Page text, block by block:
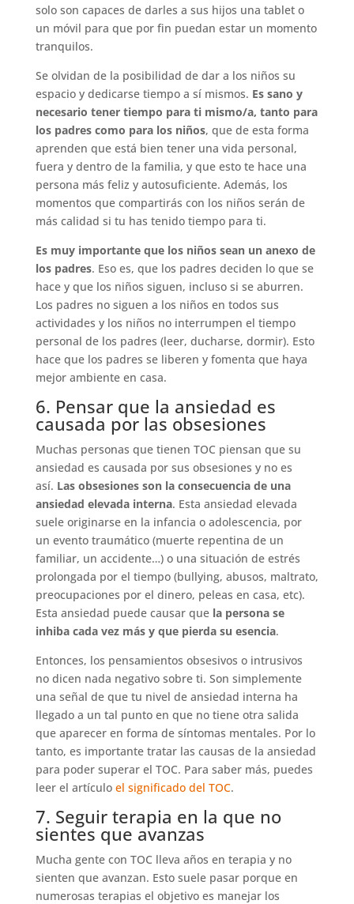
solo son capaces de darles a sus hijos una tablet o
un móvil para que por fin puedan estar un momento
tranquilos.
Se olvidan de la posibilidad de dar a los niños su
espacio y dedicarse tiempo a sí mismos. Es sano y
necesario tener tiempo para ti mismo/a, tanto para
los padres como para los niños, que de esta forma
aprenden que está bien tener una vida personal,
fuera y dentro de la familia, y que esto te hace una
persona más feliz y autosuficiente. Además, los
momentos que compartirás con los niños serán de
más calidad si tu has tenido tiempo para ti.
Es muy importante que los niños sean un anexo de
los padres. Eso es, que los padres deciden lo que se
hace y que los niños siguen, incluso si se aburren.
Los padres no siguen a los niños en todos sus
actividades y los niños no interrumpen el tiempo
personal de los padres (leer, ducharse, dormir). Esto
hace que los padres se liberen y fomenta que haya
mejor ambiente en casa.
6. Pensar que la ansiedad es
causada por las obsesiones
Muchas personas que tienen TOC piensan que su
ansiedad es causada por sus obsesiones y no es
así. Las obsesiones son la consecuencia de una
ansiedad elevada interna. Esta ansiedad elevada
suele originarse en la infancia o adolescencia, por
un evento traumático (muerte repentina de un
familiar, un accidente…) o una situación de estrés
prolongada por el tiempo (bullying, abusos, maltrato,
preocupaciones por el dinero, peleas en casa, etc).
Esta ansiedad puede causar que la persona se
inhiba cada vez más y que pierda su esencia.
Entonces, los pensamientos obsesivos o intrusivos
no dicen nada negativo sobre ti. Son simplemente
una señal de que tu nivel de ansiedad interna ha
llegado a un tal punto en que no tiene otra salida
que aparecer en forma de síntomas mentales. Por lo
tanto, es importante tratar las causas de la ansiedad
para poder superar el TOC. Para saber más, puedes
leer el artículo el significado del TOC.
7. Seguir terapia en la que no
sientes que avanzas
Mucha gente con TOC lleva años en terapia y no
sienten que avanzan. Esto suele pasar porque en
numerosas terapias el objetivo es manejar los